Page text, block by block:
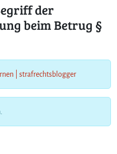
der
beim Betrug §
| strafrechtsblogger